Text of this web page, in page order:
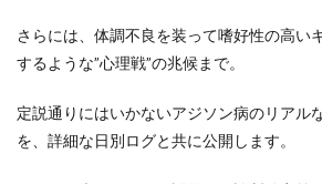
さらには、体調不良を装って嗜好性の高い
するような”心理戦”の兆候まで。
定説通りにはいかないアジソン病のリアル
を、詳細な日別ログと共に公開します。